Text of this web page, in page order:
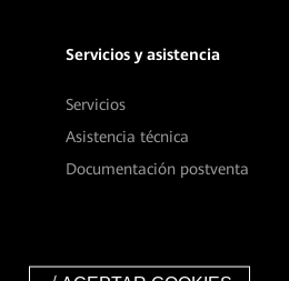
Servicios y asistencia
Servicios
Asistencia técnica
Documentación postventa